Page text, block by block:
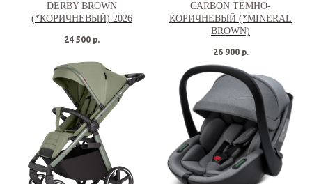
DERBY BROWN
(*КОРИЧНЕВЫЙ) 2026
24 500 р.
CARBON ТЁМНО-
КОРИЧНЕВЫЙ (*MINERAL
BROWN)
26 900 р.